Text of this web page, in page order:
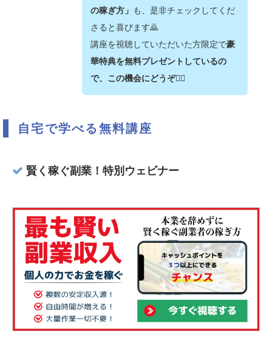
の稼ぎ方」 も、是非チェックしてくだ
さると喜びます🙇‍
講座を視聴していただいた方限定で豪
華特典を無料プレゼントしているの
で、この機会にどうぞ💁‍♂️
自宅で学べる無料講座
賢く稼ぐ副業！特別ウェビナー